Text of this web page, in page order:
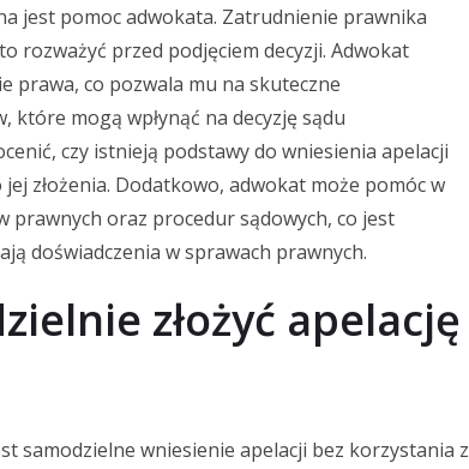
jest pomoc adwokata. Zatrudnienie prawnika
rozważyć przed podjęciem decyzji. Adwokat
prawa, co pozwala mu na skuteczne
mogą wpłynąć na decyzję sądu
czy istnieją podstawy do wniesienia apelacji
złożenia. Dodatkowo, adwokat może pomóc w
oraz procedur sądowych, co jest
doświadczenia w sprawach prawnych.
złożyć apelację
samodzielne wniesienie apelacji bez korzystania z